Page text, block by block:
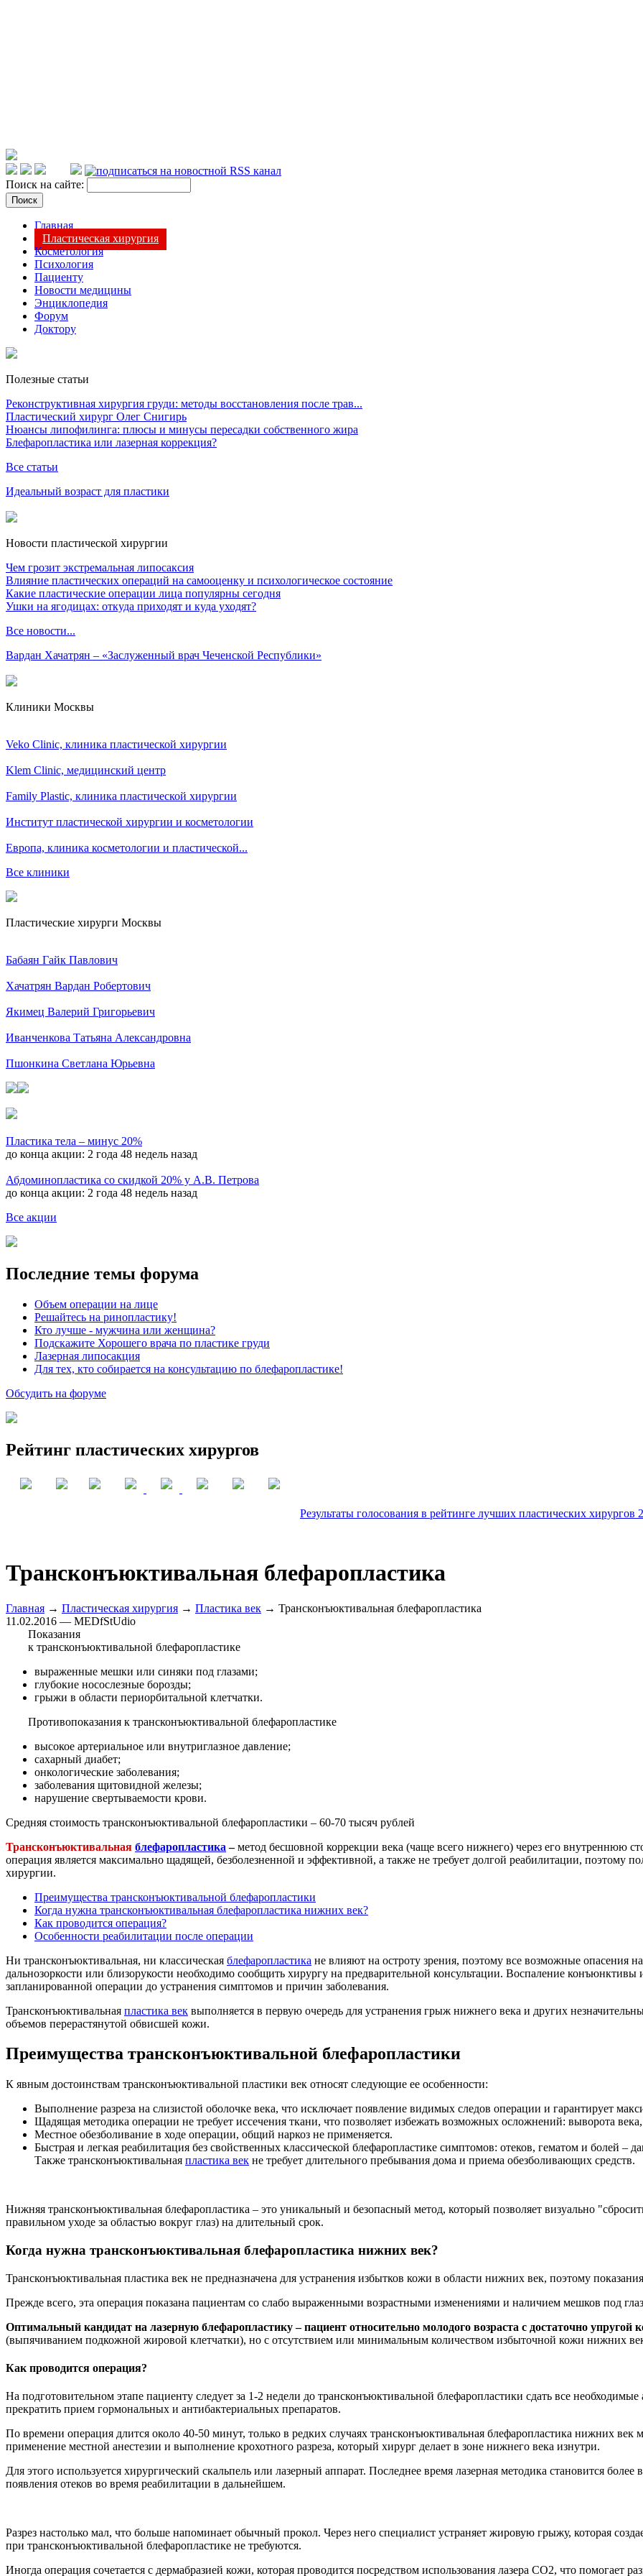
Поиск на сайте:
Главная
Пластическая хирургия
Косметология
Психология
Пациенту
Новости медицины
Энциклопедия
Форум
Доктору
Полезные статьи
Реконструктивная хирургия груди: методы восстановления после трав...
Пластический хирург Олег Снигирь
Нюансы липофилинга: плюсы и минусы пересадки собственного жира
Блефаропластика или лазерная коррекция?
Все статьи
Идеальный возраст для пластики
Новости пластической хирургии
Чем грозит экстремальная липосаксия
Влияние пластических операций на самооценку и психологическое состояние
Какие пластические операции лица популярны сегодня
Ушки на ягодицах: откуда приходят и куда уходят?
Все новости...
Вардан Хачатрян – «Заслуженный врач Чеченской Республики»
Клиники Москвы
Veko Clinic, клиника пластической хирургии
Klem Clinic, медицинский центр
Family Plastic, клиника пластической хирургии
Институт пластической хирургии и косметологии
Европа, клиника косметологии и пластической...
Все клиники
Пластические хирурги Москвы
Бабаян Гайк Павлович
Хачатрян Вардан Робертович
Якимец Валерий Григорьевич
Иванченкова Татьяна Александровна
Пшонкина Светлана Юрьевна
Пластика тела – минус 20%
до конца акции: 2 года 48 недель назад
Абдоминопластика со скидкой 20% у А.В. Петрова
до конца акции: 2 года 48 недель назад
Все акции
Последние темы форума
Объем операции на лице
Решайтесь на ринопластику!
Кто лучше - мужчина или женщина?
Подскажите Хорошего врача по пластике груди
Лазерная липосакция
Для тех, кто собирается на консультацию по блефаропластике!
Обсудить на форуме
Рейтинг пластических хирургов
Результаты голосования в рейтинге лучших пластических хирургов
Трансконъюктивальная блефаропластика
Главная → Пластическая хирургия → Пластика век → Трансконъюктивальная блефаропластика
11.02.2016 — MEDfStUdio
Показания
к трансконъюктивальной блефаропластике
выраженные мешки или синяки под глазами;
глубокие носослезные борозды;
грыжи в области периорбитальной клетчатки.
Противопоказания к трансконъюктивальной блефаропластике
высокое артериальное или внутриглазное давление;
сахарный диабет;
онкологические заболевания;
заболевания щитовидной железы;
нарушение свертываемости крови.
Средняя стоимость трансконъюктивальной блефаропластики – 60-70 тысяч рублей
Трансконъюктивальная блефаропластика –метод бесшовной коррекции века (чаще всего нижнего) через его внутреннюю
операция является максимально щадящей, безболезненной и эффективной, а также не требует долгой реабилитации, поэтому
хирургии.
Преимущества трансконъюктивальной блефаропластики
Когда нужна трансконъюктивальная блефаропластика нижних век?
Как проводится операция?
Особенности реабилитации после операции
Ни трансконъюктивальная, ни классическая блефаропластика не влияют на остроту зрения, поэтому все возможные опасения
дальнозоркости или близорукости необходимо сообщить хирургу на предварительной консультации. Воспаление
запланированной операции до устранения симптомов и причин заболевания.
Трансконъюктивальная пластика век выполняется в первую очередь для устранения грыж нижнего века и других
объемов перерастянутой обвисшей кожи.
Преимущества трансконъюктивальной блефаропластики
К явным достоинствам трансконъюктивальной пластики век относят следующие ее особенности:
Выполнение разреза на слизистой оболочке века, что исключает появление видимых следов операции и гарантирует
Щадящая методика операции не требует иссечения ткани, что позволяет избежать возможных осложнений: выворота
Местное обезболивание в ходе операции, общий наркоз не применяется.
Быстрая и легкая реабилитация без свойственных классической блефаропластике симптомов: отеков, гематом и болей –
Также трансконъюктивальная пластика век не требует длительного пребывания дома и приема обезболивающих средств.
Нижняя трансконъюктивальная блефаропластика – это уникальный и безопасный метод, который позволяет визуально
правильном уходе за областью вокруг глаз) на длительный срок.
Когда нужна трансконъюктивальная блефаропластика нижних век?
Трансконъюктивальная пластика век не предназначена для устранения избытков кожи в области нижних век, поэтому
Прежде всего, эта операция показана пациентам со слабо выраженными возрастными изменениями и наличием мешков под
Оптимальный кандидат на лазерную блефаропластику – пациент относительно молодого возраста с достаточно
(выпячиванием подкожной жировой клетчатки), но с отсутствием или минимальным количеством избыточной кожи нижних
Как проводится операция?
На подготовительном этапе пациенту следует за 1-2 недели до трансконъюктивальной блефаропластики сдать все необходимые
прекратить прием гормональных и антибактериальных препаратов.
По времени операция длится около 40-50 минут, только в редких случаях трансконъюктивальная блефаропластика нижних век
применение местной анестезии и выполнение крохотного разреза, который хирург делает в зоне нижнего века изнутри.
Для этого используется хирургический скальпель или лазерный аппарат. Последнее время лазерная методика становится
появления отеков во время реабилитации в дальнейшем.
Разрез настолько мал, что больше напоминает обычный прокол. Через него специалист устраняет жировую грыжу, которая
при трансконъюктивальной блефаропластике не требуются.
Иногда операция сочетается с дермабразией кожи, которая проводится посредством использования лазера СО2, что помогает